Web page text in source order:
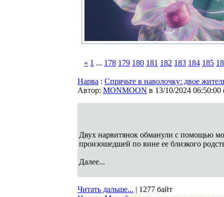
« 1 ... 178 179 180 181 182 183 184 185
Нарва : Спрячьте в наволочку: двое
Автор: MONMOON в 13/10/2024 06:50:00
Двух нарвитянок обманули с помощью
произошедшей по вине ее близкого
Далее...
Читать дальше... | 1277 байт